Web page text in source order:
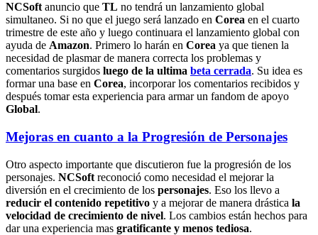
NCSoft anuncio que TL no tendrá un lanzamiento global
simultaneo. Si no que el juego será lanzado en Corea en el cuarto
trimestre de este año y luego continuara el lanzamiento global con
ayuda de Amazon. Primero lo harán en Corea ya que tienen la
necesidad de plasmar de manera correcta los problemas y
comentarios surgidos luego de la ultima beta cerrada. Su idea es
formar una base en Corea, incorporar los comentarios recibidos y
después tomar esta experiencia para armar un fandom de apoyo
Global.
Mejoras en cuanto a la Progresión de Personajes
Otro aspecto importante que discutieron fue la progresión de los
personajes. NCSoft reconoció como necesidad el mejorar la
diversión en el crecimiento de los personajes. Eso los llevo a
reducir el contenido repetitivo y a mejorar de manera drástica la
velocidad de crecimiento de nivel. Los cambios están hechos para
dar una experiencia mas gratificante y menos tediosa.